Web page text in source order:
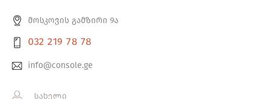
მოსკოვის გამზირი 9ა
032 219 78 78
info@console.ge